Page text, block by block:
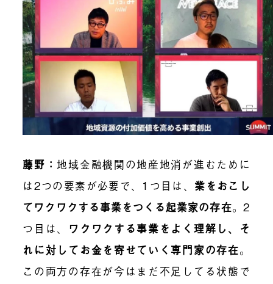
藤野：地域金融機関の地産地消 が進むために
は2つの要素が必要で、1つ目は、 業をおこし
てワクワクする事業をつくる起業家の存在。2
つ目は、
ワクワクする事業をよく理解し、そ
れに対してお金を寄せていく専門家の存在。
この両方の存在が今はまだ不足してる状態で